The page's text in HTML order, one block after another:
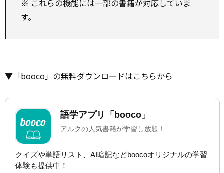
※ これらの機能には一部の書籍が対応していま
す。
▼「booco」の無料ダウンロードはこちらから